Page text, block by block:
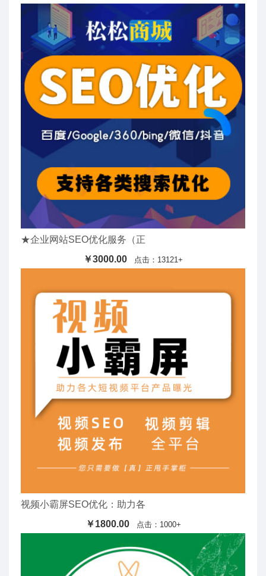
★企业网站SEO优化服务（正
￥3000.00
点击：13121+
视频小霸屏SEO优化：助力各
￥1800.00
点击：1000+